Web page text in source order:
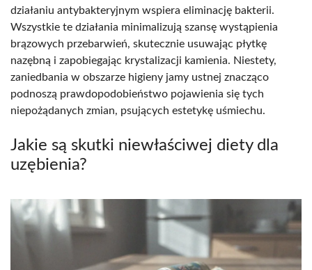
działaniu antybakteryjnym wspiera eliminację bakterii.
Wszystkie te działania minimalizują szansę wystąpienia
brązowych przebarwień, skutecznie usuwając płytkę
nazębną i zapobiegając krystalizacji kamienia. Niestety,
zaniedbania w obszarze higieny jamy ustnej znacząco
podnoszą prawdopodobieństwo pojawienia się tych
niepożądanych zmian, psujących estetykę uśmiechu.
Jakie są skutki niewłaściwej diety dla
uzębienia?